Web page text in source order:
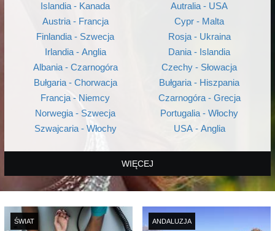
Islandia - Kanada
Austria - Francja
Finlandia - Szwecja
Irlandia - Anglia
Albania - Czarnogóra
Bułgaria - Chorwacja
Francja - Niemcy
Norwegia - Szwecja
Szwajcaria - Włochy
Autralia - USA
Cypr - Malta
Rosja - Ukraina
Dania - Islandia
Czechy - Słowacja
Bułgaria - Hiszpania
Czarnogóra - Grecja
Portugalia - Włochy
USA - Anglia
WIĘCEJ
ŚWIAT ANDALUZJA